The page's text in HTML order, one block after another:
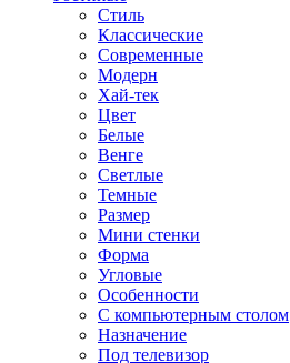
Стиль
Классические
Современные
Модерн
Хай-тек
Цвет
Белые
Венге
Светлые
Темные
Размер
Мини стенки
Форма
Угловые
Особенности
С компьютерным столом
Назначение
Под телевизор